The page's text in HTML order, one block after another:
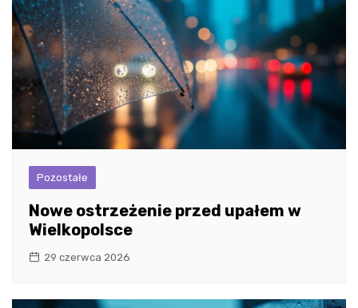
Pozostałe
Nowe ostrzeżenie przed upałem w
Wielkopolsce
29 czerwca 2026